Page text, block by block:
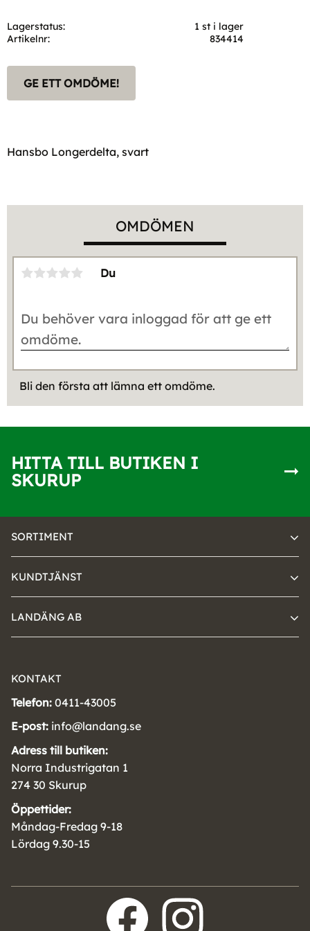
Lagerstatus
1 st i lager
Artikelnr
834414
GE ETT OMDÖME!
Hansbo Longerdelta, svart
OMDÖMEN
Du
Bli den första att lämna ett omdöme.
HITTA TILL BUTIKEN I
SKURUP
SORTIMENT
KUNDTJÄNST
LANDÄNG AB
KONTAKT
Telefon: 0411-43005
E-post: info@landang.se
Adress till butiken:
Norra Industrigatan 1
274 30 Skurup
Öppettider:
Måndag-Fredag 9-18
Lördag 9.30-15